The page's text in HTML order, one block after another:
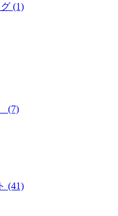
(1)
(7)
(41)